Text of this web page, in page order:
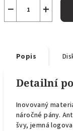
+
−
Popis
Detailní
Inovovaný
náročné pány.
švy, jemná